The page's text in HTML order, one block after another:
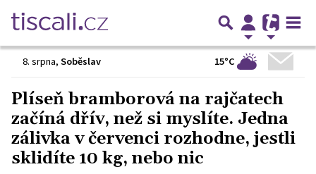
8. srpna, Soběslav 15°C
Plíseň bramborová na rajčatech
začíná dřív, než si myslíte. Jedna
zálivka v červenci rozhodne, jestli
sklidíte 10 kg, nebo nic